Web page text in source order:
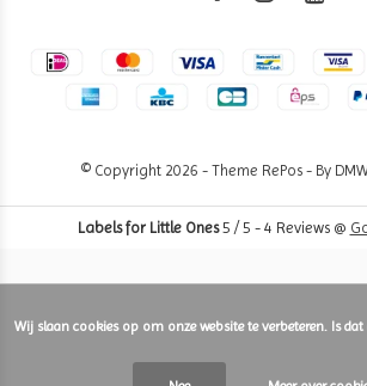
© Copyright 2026 - Theme RePos - By
Labels for Little Ones5 / 5 - 4 Reviews @
Wij slaan cookies op om onze website te verbeteren. Is